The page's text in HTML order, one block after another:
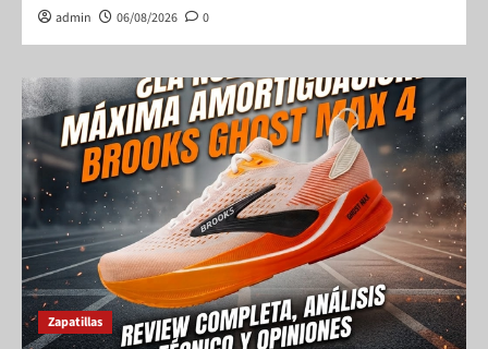
admin 06/08/2026 0
Zapatillas